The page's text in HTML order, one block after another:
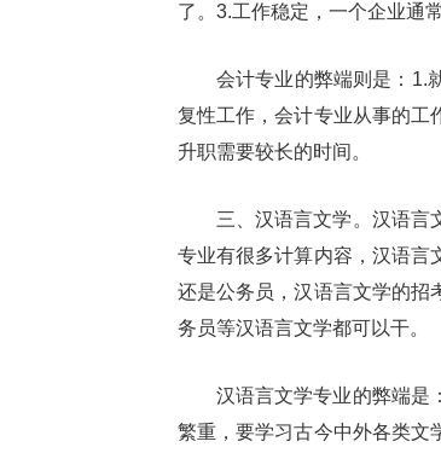
了。3.工作稳定，一个企业通
会计专业的弊端则是：1.
复性工作，会计专业从事的工
升职需要较长的时间。
三、汉语言文学。汉语言
专业有很多计算内容，汉语言
还是公务员，汉语言文学的招
务员等汉语言文学都可以干。
汉语言文学专业的弊端是
繁重，要学习古今中外各类文